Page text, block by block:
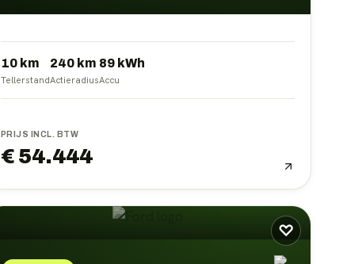
10 km
Tellerstand
240km
Actieradius
89kWh
Accu
PRIJS INCL. BTW
€ 54.444
♡